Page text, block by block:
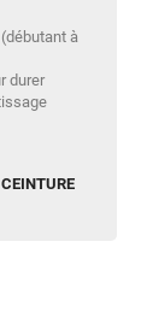
à
durer